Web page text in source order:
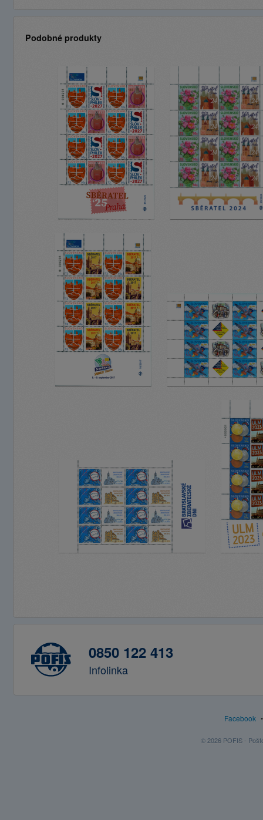
Podobné produkty
0850 122 413
Infolinka
Facebook
© 2026 POFIS -